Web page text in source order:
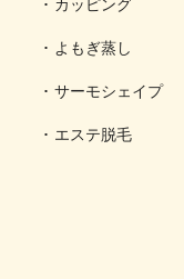
カッピング
よもぎ蒸し
サーモシェイプ
エステ脱毛